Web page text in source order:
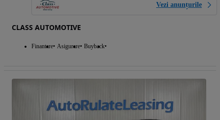
Vezi anunțurile
CLASS AUTOMOTIVE
Finantare Asigurare Buyback